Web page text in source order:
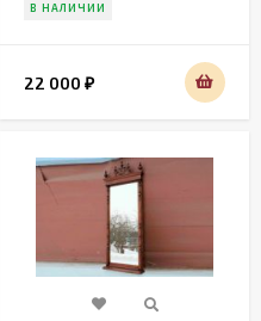
В НАЛИЧИИ
22 000 ₽